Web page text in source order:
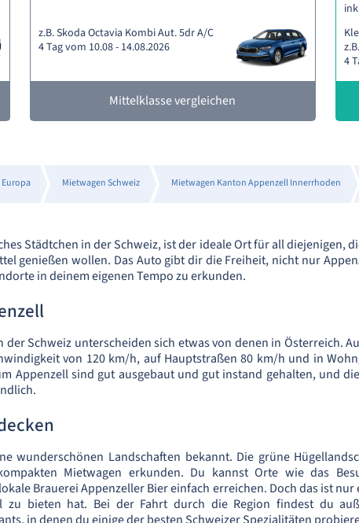
z.B. Skoda Octavia Kombi Aut. 5dr A/C
4 Tag vom 10.08 - 14.08.2026
Mittelklasse vergleichen
4
Mietwagen Schweiz Mietwagen Kanton Appenzell Innerrhoden
Städtchen in der Schweiz, ist der ideale Ort für all diejenigen,
genießen wollen. Das Auto gibt dir die Freiheit, nicht nur
in deinem eigenen Tempo zu erkunden.
der Schweiz unterscheiden sich etwas von denen in Österreich.
von 120 km/h, auf Hauptstraßen 80 km/h und in
Appenzell sind gut ausgebaut und gut instand gehalten, und
wunderschönen Landschaften bekannt. Die grüne
Mietwagen erkunden. Du kannst Orte wie das
Brauerei Appenzeller Bier einfach erreichen. Doch das ist nur
zu bieten hat. Bei der Fahrt durch die Region findest du